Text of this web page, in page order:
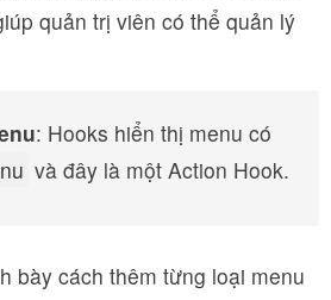
quản trị viên có thể quản lý
: Hooks hiển thị menu có
và đây là một Action Hook.
bày cách thêm từng loại menu